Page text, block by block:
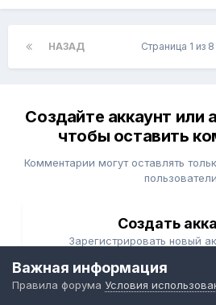
НАЗАД Страница 1 из 8
Создайте аккаунт или
чтобы оставить
Комментарии могут оставлять
пользователи
Создать
Зарегистрировать новый
Зарегистрировать
Важная информация
Правила форума Условия